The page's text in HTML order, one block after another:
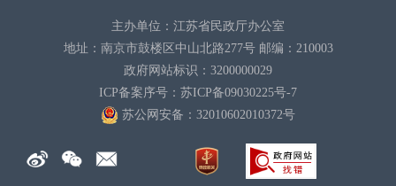
主办单位：江苏省民政厅办公室
地址：南京市鼓楼区中山北路277号 邮编：210003
政府网站标识：3200000029
ICP备案序号：苏ICP备09030225号-7
苏公网安备：32010602010372号